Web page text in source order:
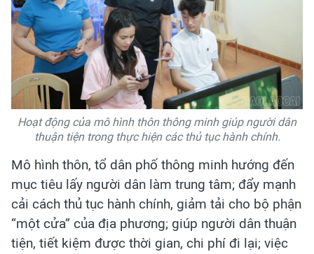
Hoạt động của mô hình thôn thông minh giúp người dân
thuận tiện trong thực hiện các thủ tục hành chính.
Mô hình thôn, tổ dân phố thông minh hướng đến
mục tiêu lấy người dân làm trung tâm; đẩy mạnh
cải cách thủ tục hành chính, giảm tải cho bộ phận
“một cửa” của địa phương; giúp người dân thuận
tiện, tiết kiệm được thời gian, chi phí đi lại; việc